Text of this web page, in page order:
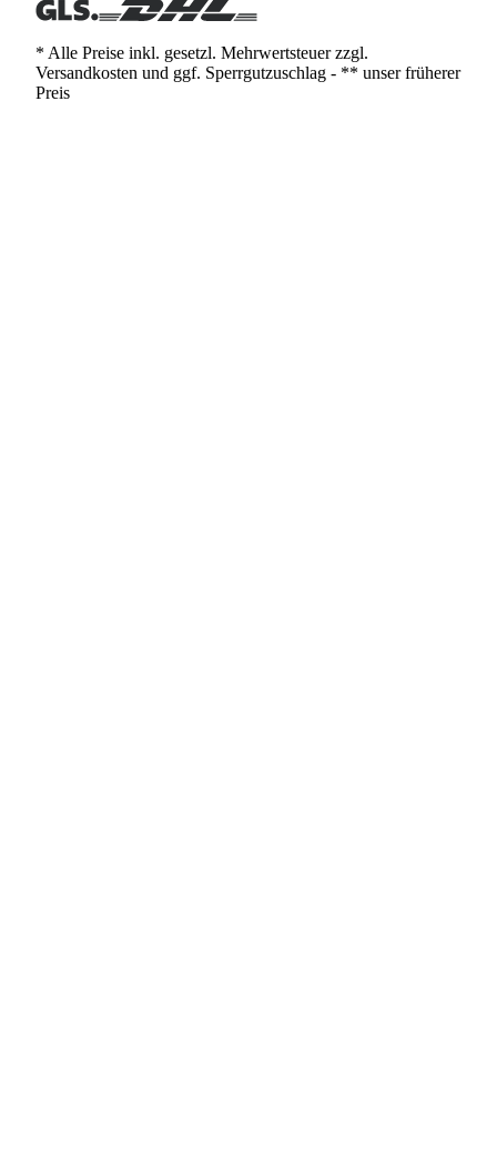
* Alle Preise inkl. gesetzl. Mehrwertsteuer zzgl.
Versandkosten und ggf. Sperrgutzuschlag - ** unser früherer
Preis